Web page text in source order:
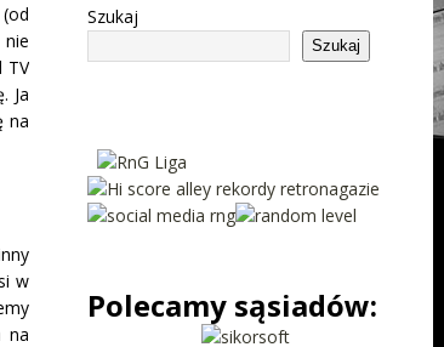
TV
Ja
na
w
na
Szukaj
Szukaj
Polecamy sąsiadów: